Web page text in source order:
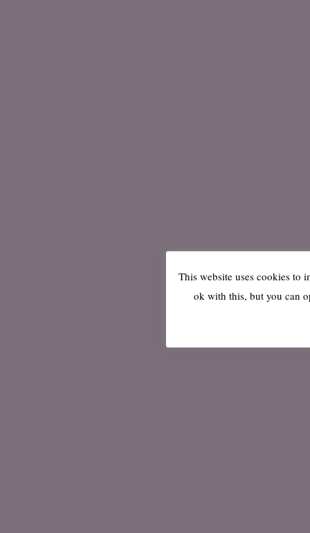
This website uses cookies to
ok with this, but you can